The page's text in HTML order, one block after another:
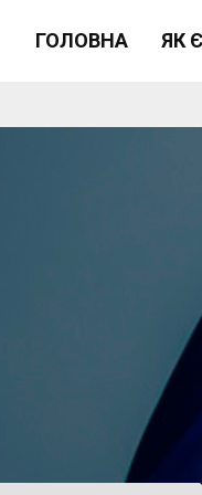
ГОЛОВНА ЯК Є